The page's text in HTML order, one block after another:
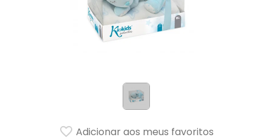
Adicionar aos meus favoritos